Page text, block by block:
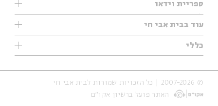
אנגלית
נוער
סדרות
אירועי עבר
אירועים בירושלים
ספריית וידאו
עיון
מיוחדים
עוד בבית אבי חי
כללי
אודות
הצהרת נגישות
תנאי שימוש והצהרת פרטיות
© 2007-2026 | כל הזכויות שמורות לבית אבי חי
האתר פועל ברשיון אקו״ם